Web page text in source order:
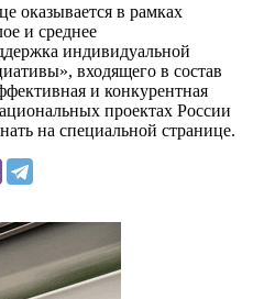
оказывается в рамках
и среднее
индивидуальной
входящего в состав
и конкурентная
проектах России
на специальной странице.